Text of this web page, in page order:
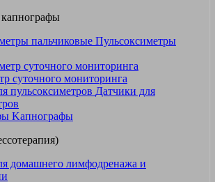
Пульсоксиметры
суточного мониторинга
Датчики для
Kапнографы